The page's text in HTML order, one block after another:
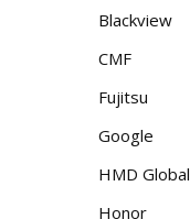
Blackview
CMF
Fujitsu
Google
HMD Global
Honor